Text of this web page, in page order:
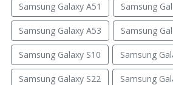
Samsung Galaxy A51 Samsung
Samsung Galaxy A53 Samsung
Samsung Galaxy S10 Samsung
Samsung Galaxy S22 Samsung